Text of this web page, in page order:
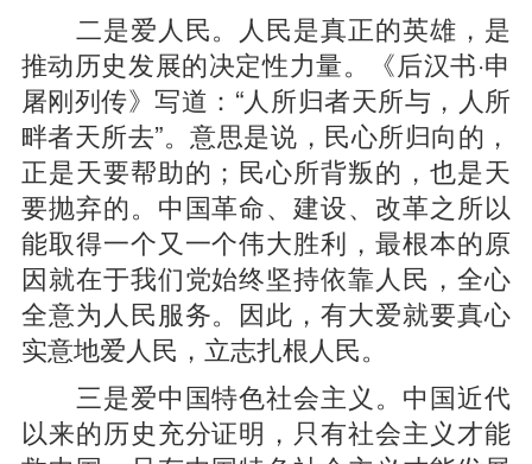
二是爱人民。人民是真正的英雄，是
推动历史发展的决定性力量。《后汉书·申
屠刚列传》写道：“人所归者天所与，人所
畔者天所去”。意思是说，民心所归向的，
正是天要帮助的；民心所背叛的，也是天
要抛弃的。中国革命、建设、改革之所以
能取得一个又一个伟大胜利，最根本的原
因就在于我们党始终坚持依靠人民，全心
全意为人民服务。因此，有大爱就要真心
实意地爱人民，立志扎根人民。
三是爱中国特色社会主义。中国近代
以来的历史充分证明，只有社会主义才能